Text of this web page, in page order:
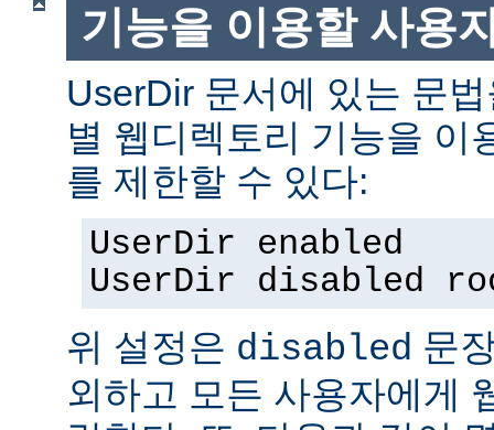
기능을 이용할 사용
UserDir 문서에 있는 문
별 웹디렉토리 기능을 이
를 제한할 수 있다:
UserDir enabled
UserDir disabled
위 설정은 disabled 문
외하고 모든 사용자에게